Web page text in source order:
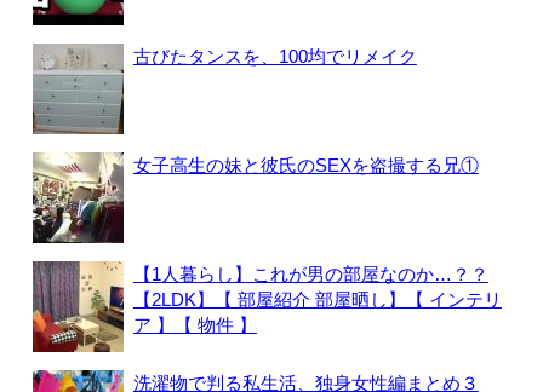
古びたタンスを、100均でリメイク
女子高生の妹と彼氏のSEXを盗撮する兄①
【1人暮らし】これが男の部屋なのか…？？
【2LDK】【 部屋紹介 部屋晒し】【 インテリ
ア 】【 物件 】
洗濯物で判る私生活、独身女性編まとめ３